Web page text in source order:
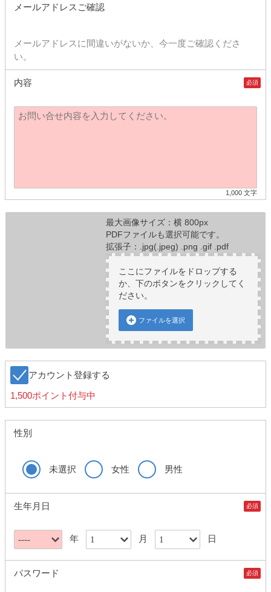
メールアドレスご確認
メールアドレスに間違いがないか、今一度ご確認くださ
い。
内容 必須
1,000 文字
最大画像サイズ：横 800px
PDFファイルも選択可能です。
拡張子：.jpg(.jpeg) .png .gif .pdf
ここにファイルをドロップする
か、下のボタンをクリックしてく
ださい。
ファイルを選択
アカウント登録する
1,500ポイント付与中
性別
未選択 女性 男性
生年月日 必須
年 月 日
パスワード 必須